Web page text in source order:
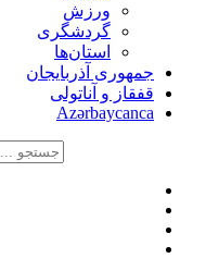
ورزش
گردشگری
استان‌ها
جمهوری آذربایجان
قفقاز و آناتولی
Azərbaycanca